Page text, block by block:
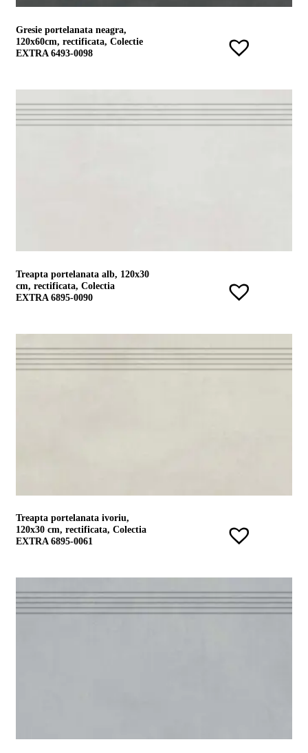
Gresie portelanata neagra,
120x60cm, rectificata, Colectie
EXTRA 6493-0098
Treapta portelanata alb, 120x30
cm, rectificata, Colectia
EXTRA 6895-0090
Treapta portelanata ivoriu,
120x30 cm, rectificata, Colectia
EXTRA 6895-0061